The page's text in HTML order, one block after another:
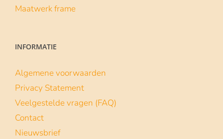
Maatwerk frame
INFORMATIE
Algemene voorwaarden
Privacy Statement
Veelgestelde vragen (FAQ)
Contact
Nieuwsbrief